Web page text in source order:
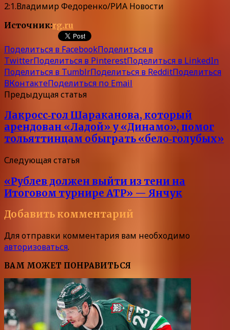
2:1.Владимир Федоренко/РИА Новости
Источник:rg.ru
Поделиться в FacebookПоделиться в
TwitterПоделиться в PinterestПоделиться в LinkedIn
Поделиться в TumblrПоделиться в RedditПоделиться
ВКонтактеПоделиться по Email
Предыдущая статья
Лакросс‑гол Шараканова, который
арендован «Ладой» у «Динамо», помог
тольяттинцам обыграть «бело‑голубых»
Следующая статья
«Рублев должен выйти из тени на
Итоговом турнире ATP» — Янчук
Добавить комментарий
Для отправки комментария вам необходимо
авторизоваться.
ВАМ МОЖЕТ ПОНРАВИТЬСЯ